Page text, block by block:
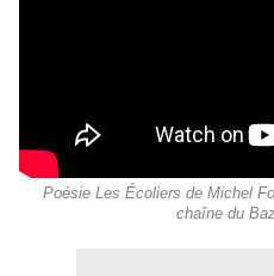
Poésie Les Écoliers de Michel
chaîne du